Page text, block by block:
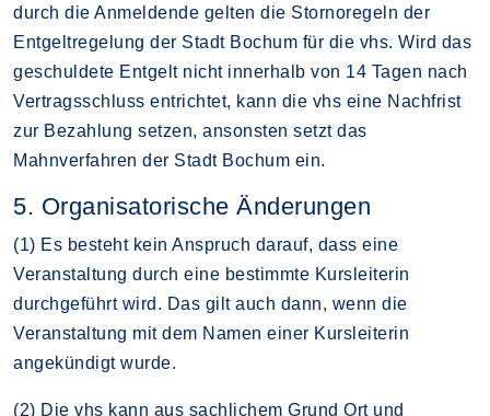
durch die Anmeldende gelten die Stornoregeln der
Entgeltregelung der Stadt Bochum für die vhs. Wird das
geschuldete Entgelt nicht innerhalb von 14 Tagen nach
Vertragsschluss entrichtet, kann die vhs eine Nachfrist
zur Bezahlung setzen, ansonsten setzt das
Mahnverfahren der Stadt Bochum ein.
5. Organisatorische Änderungen
(1) Es besteht kein Anspruch darauf, dass eine
Veranstaltung durch eine bestimmte Kursleiterin
durchgeführt wird. Das gilt auch dann, wenn die
Veranstaltung mit dem Namen einer Kursleiterin
angekündigt wurde.
(2) Die vhs kann aus sachlichem Grund Ort und